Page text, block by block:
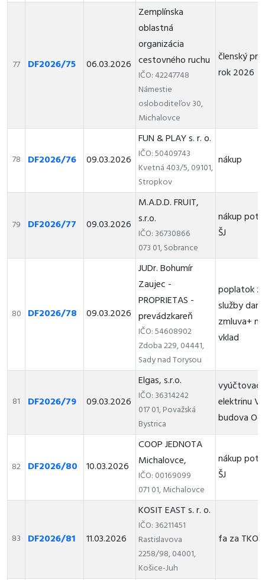
77 DF2026/75 06.03.2026
Zemplínska
oblastná
organizácia
cestovného ruchu
IČO: 42247748
Námestie
osloboditeľov 30,
Michalovce
členský
rok 2026
78 DF2026/76 09.03.2026
FUN & PLAY s. r. o.
IČO: 50409743
Kvetná 403/5, 09101,
Stropkov
nákup
79 DF2026/77 09.03.2026
M.A.D.D. FRUIT,
s.r.o.
IČO: 36730866
073 01, Sobrance
nákup
ŠJ
80 DF2026/78 09.03.2026
JUDr. Bohumír
Zaujec -
PROPRIETAS -
prevádzkareň
IČO: 54608902
Zdoba 229, 04441,
Sady nad Torysou
poplatok
služby
zmluva+
vklad
81 DF2026/79 09.03.2026
Elgas, s.r.o.
IČO: 36314242
017 01, Považská
Bystrica
elektrinu
budova
82 DF2026/80 10.03.2026
COOP JEDNOTA
Michalovce,
IČO: 00169099
071 01, Michalovce
nákup
ŠJ
83 DF2026/81 11.03.2026
KOSIT EAST s. r. o.
IČO: 36211451
Rastislavova
2258/98, 04001,
Košice-Juh
fa za TKO